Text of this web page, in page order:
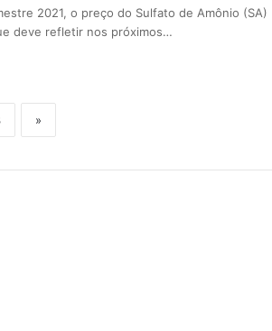
2021, o preço do Sulfato de Amônio (SA)
deve refletir nos próximos…
»